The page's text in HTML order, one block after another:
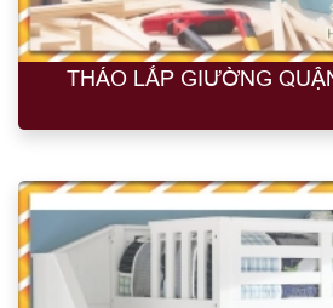
THÁO LẮP GIƯỜNG